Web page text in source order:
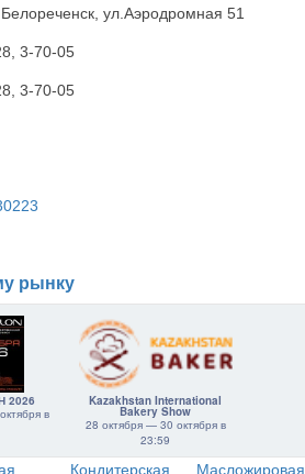
ул.Аэродромная 51
3-70-05
3-70-05
рынку
2026
в
Kazakhstan International
Bakery Show
28 октября — 30 октября в
23:59
Кондитерская Масложировая